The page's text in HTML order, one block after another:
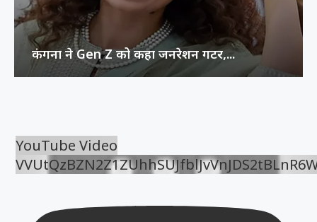
YouTube Video
कंगना ने Gen Z को कहा जनरेशन गटर,...